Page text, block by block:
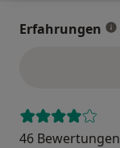
Erfahrungen
46 Bewertungen